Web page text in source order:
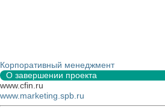
Корпоративный менеджмент
О завершении проекта
www.cfin.ru
www.marketing.spb.ru